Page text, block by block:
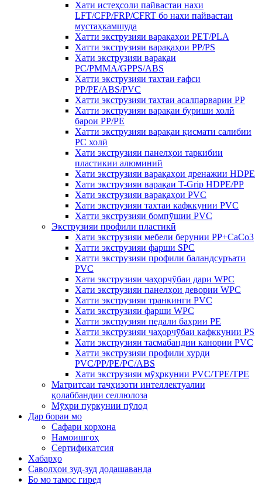
Хати истеҳсоли пайвастаи нахи
LFT/CFP/FRP/CFRT бо нахи пайвастаи
мустаҳкамшуда
Хатти экструзияи варақаҳои PET/PLA
Хатти экструзияи варақаҳои PP/PS
Хати экструзияи варақаи
PC/PMMA/GPPS/ABS
Хатти экструзияи тахтаи ғафси
PP/PE/ABS/PVC
Хатти экструзияи тахтаи асалпарварии PP
Хатти экструзияи варақаи буриши холӣ
барои PP/PE
Хатти экструзияи варақаи қисмати салибии
PC холӣ
Хати экструзияи панелҳои таркибии
пластикии алюминий
Хати экструзияи варақаҳои дренажии HDPE
Хати экструзияи варақаи T-Grip HDPE/PP
Хати экструзияи варақаҳои PVC
Хати экструзияи тахтаи кафккунии PVC
Хатти экструзияи бомпӯшии PVC
Экструзияи профили пластикӣ
Хати экструзияи мебели берунии PP+CaCo3
Хатти экструзияи фарши SPC
Хатти экструзияи профили баландсуръати
PVC
Хати экструзияи чаҳорчӯбаи дари WPC
Хати экструзияи панелҳои девории WPC
Хатти экструзияи транкинги PVC
Хати экструзияи фарши WPC
Хатти экструзияи педали баҳрии PE
Хатти экструзияи чаҳорчӯбаи кафккунии PS
Хати экструзияи тасмабандии канории PVC
Хатти экструзияи профили хурди
PVC/PP/PE/PC/ABS
Хати экструзияи мӯҳркунии PVC/TPE/TPE
Матритсаи таҷҳизоти интеллектуалии
қолаббандии селлюлоза
Мӯҳри пуркунии пӯлод
Дар бораи мо
Сафари корхона
Намоишгоҳ
Сертификатсия
Хабарҳо
Саволҳои зуд-зуд додашаванда
Бо мо тамос гиред